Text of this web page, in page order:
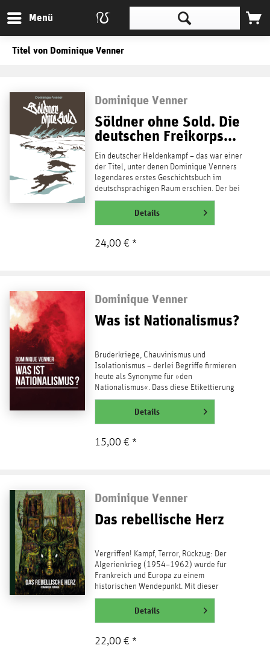
Menü
Titel von Dominique Venner
Dominique Venner
Söldner ohne Sold. Die
deutschen Freikorps...
Ein deutscher Heldenkampf – das war einer
der Titel, unter denen Dominique Venners
legendäres erstes Geschichtsbuch im
deutschsprachigen Raum erschien. Der bei
Veröffentlichung...
weiterlesenDetails
24,00 € *
Dominique Venner
Was ist Nationalismus?
Bruderkriege, Chauvinismus und
Isolationismus – derlei Begriffe firmieren
heute als Synonyme für »den
Nationalismus«. Dass diese Etikettierung
keine Gültigkeit besitzt, haben...
weiterlesenDetails
15,00 € *
Dominique Venner
Das rebellische Herz
Vergriffen! Kampf, Terror, Rückzug: Der
Algerienkrieg (1954–1962) wurde für
Frankreich und Europa zu einem
historischen Wendepunkt. Mit dieser
Ahnung kämpften Freiwillige jeden...
weiterlesenDetails
22,00 € *